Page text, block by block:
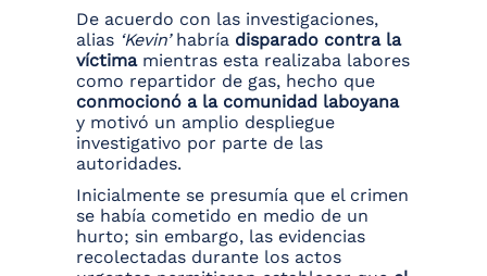
De acuerdo con las investigaciones,
alias ‘Kevin’habría disparado contra la
víctimamientras esta realizaba labores
como repartidor de gas, hecho que
conmocionó a la comunidad laboyana
y motivó un amplio despliegue
investigativo por parte de las
autoridades.
Inicialmente se presumía que el crimen
se había cometido en medio de un
hurto; sin embargo, las evidencias
recolectadas durante los actos